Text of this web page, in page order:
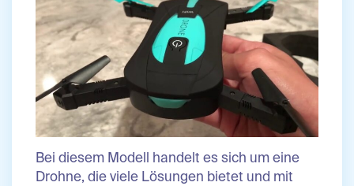
Bei diesem Modell handelt es sich um eine
Drohne, die viele Lösungen bietet und mit